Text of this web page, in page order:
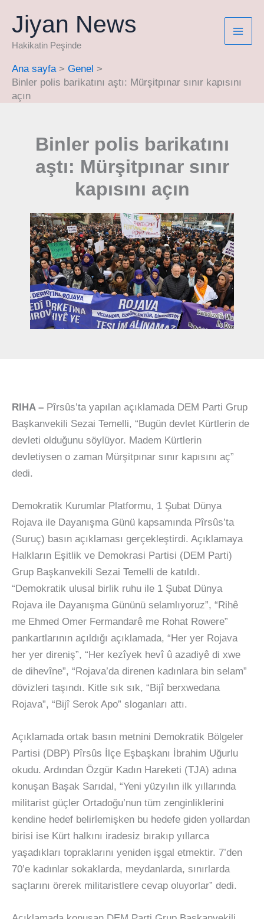
Jiyan News
Hakikatin Peşinde
Ana sayfa
Genel
Binler polis barikatını aştı: Mürşitpınar sınır kapısını
açın
Binler polis barikatını
aştı: Mürşitpınar sınır
kapısını açın
RIHA – Pîrsûs’ta yapılan açıklamada DEM Parti Grup
Başkanvekili Sezai Temelli, “Bugün devlet Kürtlerin de
devleti olduğunu söylüyor. Madem Kürtlerin
devletiysen o zaman Mürşitpınar sınır kapısını aç”
dedi.
Demokratik Kurumlar Platformu, 1 Şubat Dünya
Rojava ile Dayanışma Günü kapsamında Pîrsûs’ta
(Suruç) basın açıklaması gerçekleştirdi. Açıklamaya
Halkların Eşitlik ve Demokrasi Partisi (DEM Parti)
Grup Başkanvekili Sezai Temelli de katıldı.
“Demokratik ulusal birlik ruhu ile 1 Şubat Dünya
Rojava ile Dayanışma Gününü selamlıyoruz”, “Rihê
me Ehmed Omer Fermandarê me Rohat Rowere”
pankartlarının açıldığı açıklamada, “Her yer Rojava
her yer direniş”, “Her kezîyek hevî û azadiyê di xwe
de dihevîne”, “Rojava’da direnen kadınlara bin selam”
dövizleri taşındı. Kitle sık sık, “Bijî berxwedana
Rojava”, “Bijî Serok Apo” sloganları attı.
Açıklamada ortak basın metnini Demokratik Bölgeler
Partisi (DBP) Pîrsûs İlçe Eşbaşkanı İbrahim Uğurlu
okudu. Ardından Özgür Kadın Hareketi (TJA) adına
konuşan Başak Sarıdal, “Yeni yüzyılın ilk yıllarında
militarist güçler Ortadoğu’nun tüm zenginliklerini
kendine hedef belirlemişken bu hedefe giden yollardan
birisi ise Kürt halkını iradesiz bırakıp yıllarca
yaşadıkları topraklarını yeniden işgal etmektir. 7’den
70’e kadınlar sokaklarda, meydanlarda, sınırlarda
saçlarını örerek militaristlere cevap oluyorlar” dedi.